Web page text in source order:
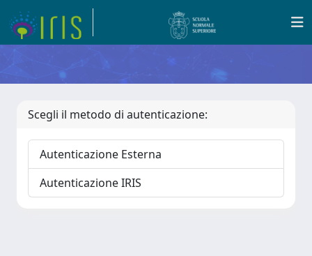
Scegli il metodo di autenticazione:
Autenticazione Esterna
Autenticazione IRIS